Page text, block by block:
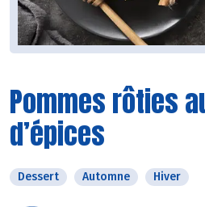
Pommes rôties
d’épices
Dessert Automne Hiver